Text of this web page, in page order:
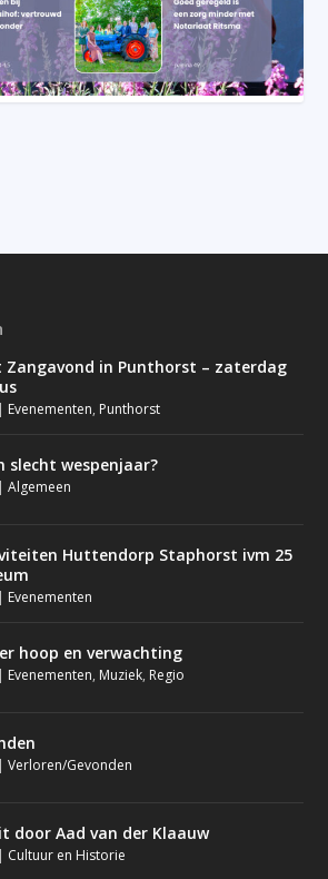
Zangavond in Punthorst – zaterdag
Evenementen, Punthorst
slecht wespenjaar?
|Algemeen
Huttendorp Staphorst ivm 25
Evenementen
hoop en verwachting
Evenementen, Muziek, Regio
|Verloren/Gevonden
door Aad van der Klaauw
Cultuur en Historie